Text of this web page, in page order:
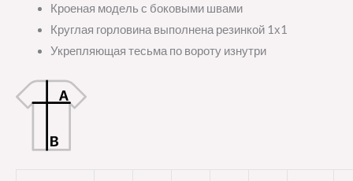
Кроеная модель с боковыми швами
Круглая горловина выполнена резинкой 1х1
Укрепляющая тесьма по вороту изнутри